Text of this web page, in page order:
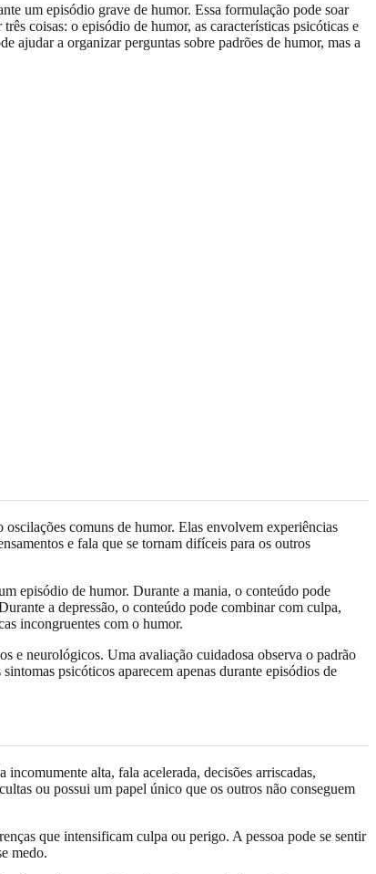
um episódio grave de humor. Essa formulação pode soar
coisas: o episódio de humor, as características psicóticas e
ajudar a organizar perguntas sobre padrões de humor, mas a
comuns de humor. Elas envolvem experiências
e fala que se tornam difíceis para os outros
episódio de humor. Durante a mania, o conteúdo pode
a depressão, o conteúdo pode combinar com culpa,
incongruentes com o humor.
e neurológicos. Uma avaliação cuidadosa observa o padrão
psicóticos aparecem apenas durante episódios de
alta, fala acelerada, decisões arriscadas,
ou possui um papel único que os outros não conseguem
que intensificam culpa ou perigo. A pessoa pode se sentir
medo.